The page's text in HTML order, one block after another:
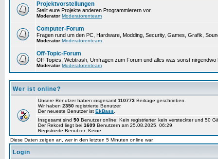
Projektvorstellungen
Stellt eure Projekte anderen Programmierern vor.
Moderator Moderatorenteam
Computer-Forum
Fragen rund um den PC, Hardware, Modding, Security, Games, Grafik,
Moderator Moderatorenteam
Off-Topic-Forum
Off-Topics, Webtrash, Umfragen zum Forum und alles was sonst nirgendwo
Moderator Moderatorenteam
Wer ist online?
Unsere Benutzer haben insgesamt 110773 Beiträge geschrieben.
Wir haben 2350 registrierte Benutzer.
Der neueste Benutzer ist EkBass
Insgesamt sind 50 Benutzer online: Kein registrierter, kein versteckter und 50
Der Rekord liegt bei 1609 Benutzern am 25.08.2025, 06:29.
Registrierte Benutzer: Keine
Diese Daten zeigen an, wer in den letzten 5 Minuten online war.
Login